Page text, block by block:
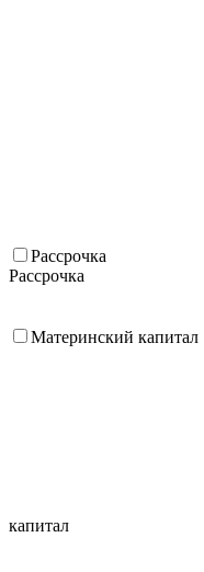
Рассрочка
Рассрочка
Материнский капитал
капитал